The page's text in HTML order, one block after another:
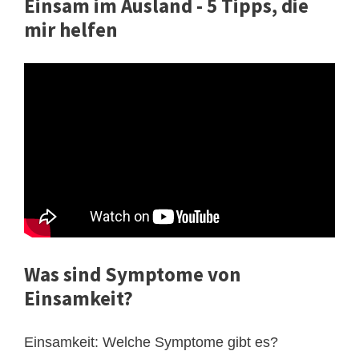
Einsam im Ausland - 5 Tipps, die
mir helfen
Was sind Symptome von
Einsamkeit?
Einsamkeit: Welche Symptome gibt es?